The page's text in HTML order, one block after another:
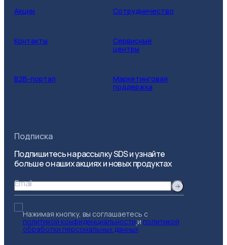
Акции Сотрудничество
Контакты
Сервисные
центры
B2B-портал
Маркетинговая
поддержка
Подписка
Подпишитесь на рассылку SDS и узнайте
больше о наших акциях и новых продуктах
Email
Нажимая кнопку, вы соглашаетесь с
политикой конфиденциальности и политикой
обработки персональных данных